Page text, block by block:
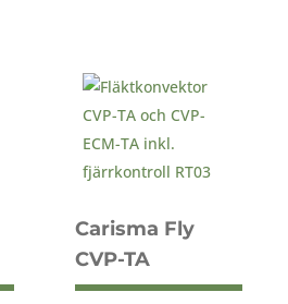
Carisma Fly
CVP-TA